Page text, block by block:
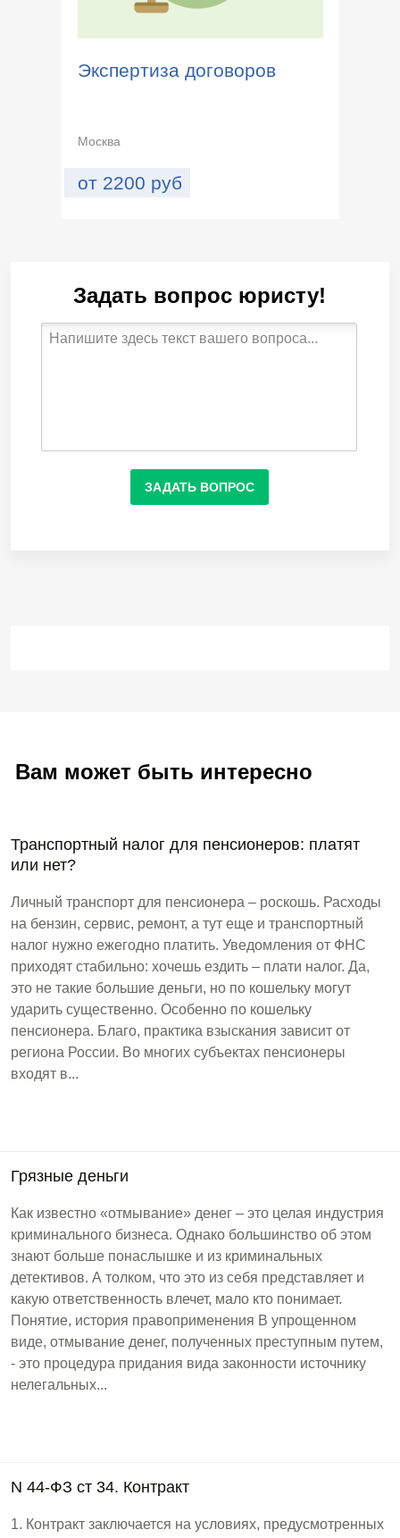
Экспертиза договоров
Москва
от 2200 руб
Задать вопрос юристу!
ЗАДАТЬ ВОПРОС
Вам может быть интересно
Транспортный налог для пенсионеров: платят
или нет?
Личный транспорт для пенсионера – роскошь. Расходы
на бензин, сервис, ремонт, а тут еще и транспортный
налог нужно ежегодно платить. Уведомления от ФНС
приходят стабильно: хочешь ездить – плати налог. Да,
это не такие большие деньги, но по кошельку могут
ударить существенно. Особенно по кошельку
пенсионера. Благо, практика взыскания зависит от
региона России. Во многих субъектах пенсионеры
входят в...
Грязные деньги
Как известно «отмывание» денег – это целая индустрия
криминального бизнеса. Однако большинство об этом
знают больше понаслышке и из криминальных
детективов. А толком, что это из себя представляет и
какую ответственность влечет, мало кто понимает.
Понятие, история правоприменения В упрощенном
виде, отмывание денег, полученных преступным путем,
- это процедура придания вида законности источнику
нелегальных...
N 44-ФЗ ст 34. Контракт
1. Контракт заключается на условиях, предусмотренных